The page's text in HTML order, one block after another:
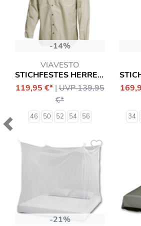
Previous
-14%
VIAVESTO
STICHFESTES HERRENHEMD SR. EANES
119,95 €* |UVP 139,95
€*
46 50 52 54 56 34
-21%